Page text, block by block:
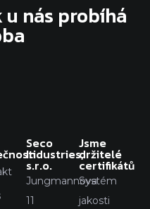
nás probíhá
Seco
Industries,
s.r.o.
Jungmannova
11
Jsme
držitelé
certifikátů
Systém
jakosti